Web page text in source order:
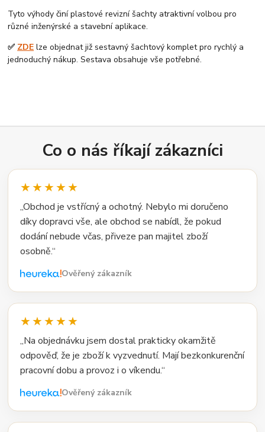
Tyto výhody činí plastové revizní šachty atraktivní volbou pro
různé inženýrské a stavební aplikace.
✅ ZDE lze objednat již sestavný šachtový komplet pro rychlý a
jednoduchý nákup. Sestava obsahuje vše potřebné.
Co o nás říkají zákazníci
★★★★★
„Obchod je vstřícný a ochotný. Nebylo mi doručeno
díky dopravci vše, ale obchod se nabídl, že pokud
dodání nebude včas, přiveze pan majitel zboží
osobně.“
Ověřený zákazník
★★★★★
„Na objednávku jsem dostal prakticky okamžitě
odpověď, že je zboží k vyzvednutí. Mají bezkonkurenční
pracovní dobu a provoz i o víkendu.“
Ověřený zákazník